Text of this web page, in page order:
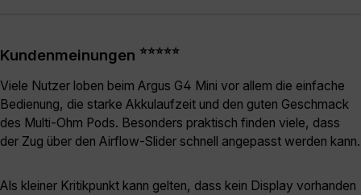
Kundenmeinungen ⭐⭐⭐⭐⭐
Viele Nutzer loben beim Argus G4 Mini vor allem die einfache
Bedienung, die starke Akkulaufzeit und den guten Geschmack
des Multi-Ohm Pods. Besonders praktisch finden viele, dass
der Zug über den Airflow-Slider schnell angepasst werden kann.
Als kleiner Kritikpunkt kann gelten, dass kein Display vorhanden